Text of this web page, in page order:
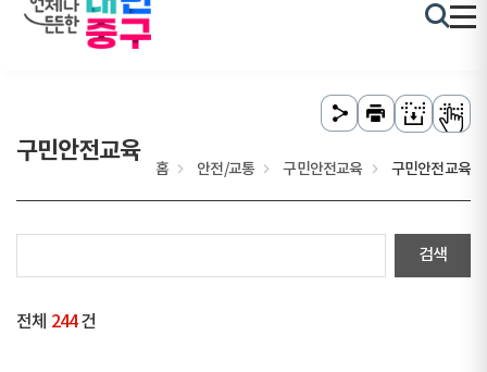
구민안전교육
홈 안전/교통 구민안전교육 구민안전교육
전체 244 건